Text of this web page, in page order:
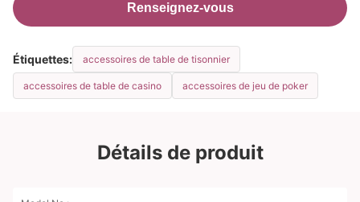
Renseignez-vous
Étiquettes: accessoires de table de tisonnier
accessoires de table de casino accessoires de jeu de poker
Détails de produit